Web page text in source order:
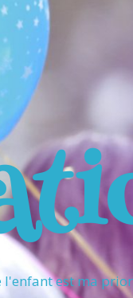
l'enfant est ma